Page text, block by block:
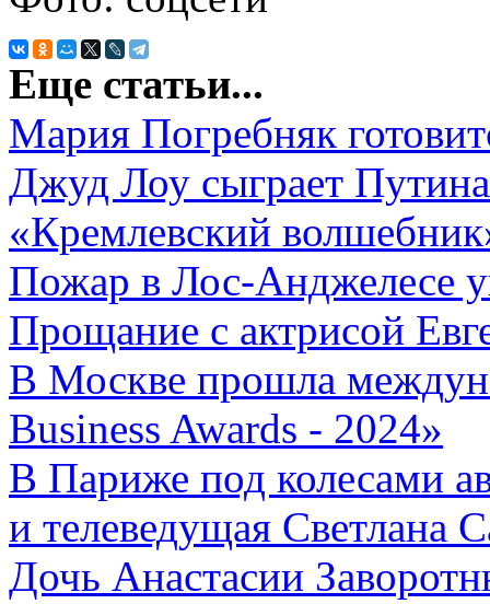
Еще статьи...
Мария Погребняк
Джуд Лоу сыграет
«Кремлевский
Пожар в Лос-Анджелесе
Прощание с актрисой
В Москве прошла
Business Awards - 2024»
В Париже под колесами
и телеведущая Светлана
Дочь Анастасии